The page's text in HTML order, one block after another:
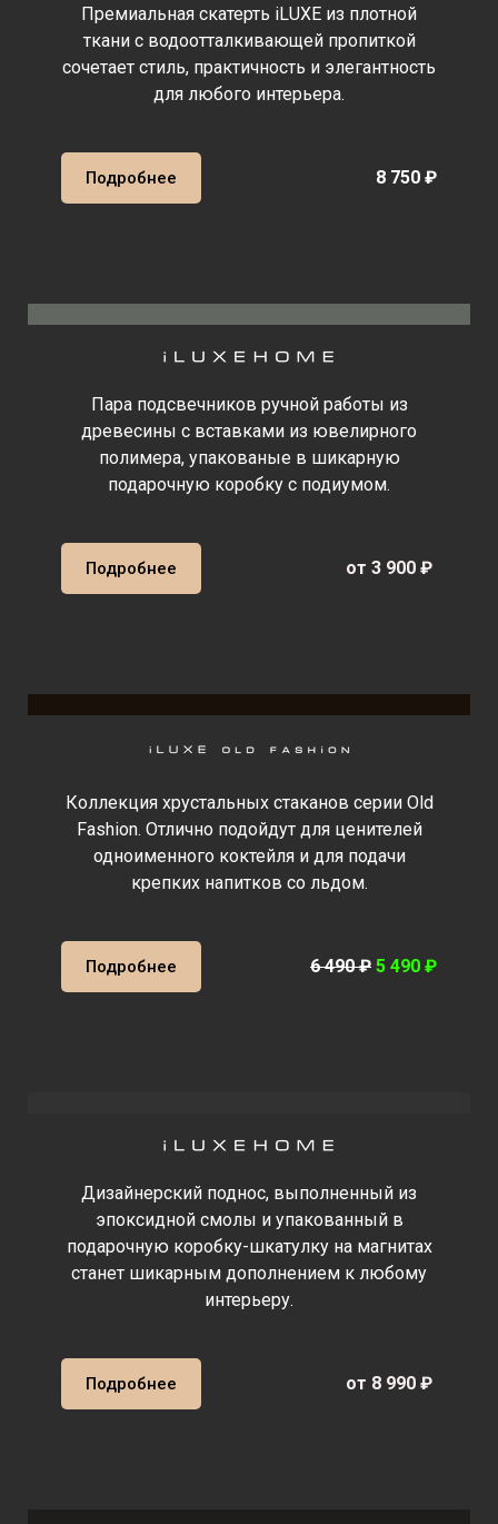
Премиальная скатерть iLUXE из плотной
ткани с водоотталкивающей пропиткой
сочетает стиль, практичность и элегантность
для любого интерьера.
Подробнее 8 750 ₽
Пара подсвечников ручной работы из
древесины с вставками из ювелирного
полимера, упакованые в шикарную
подарочную коробку с подиумом.
Подробнее от 3 900 ₽
Коллекция хрустальных стаканов серии Old
Fashion. Отлично подойдут для ценителей
одноименного коктейля и для подачи
крепких напитков со льдом.
Подробнее 6 490 ₽ 5 490 ₽
Дизайнерский поднос, выполненный из
эпоксидной смолы и упакованный в
подарочную коробку-шкатулку на магнитах
станет шикарным дополнением к любому
интерьеру.
Подробнее от 8 990 ₽